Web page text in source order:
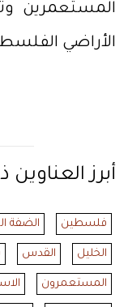
المستعمرين
الأراضي
أبرز
فلسطين الضفة
الخليل القدس
المستعمرون